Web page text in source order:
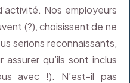
Nos employeurs
(?), choisissent de ne
serions reconnaissants,
qu’ils sont inclus
avec !). N’est-il pas